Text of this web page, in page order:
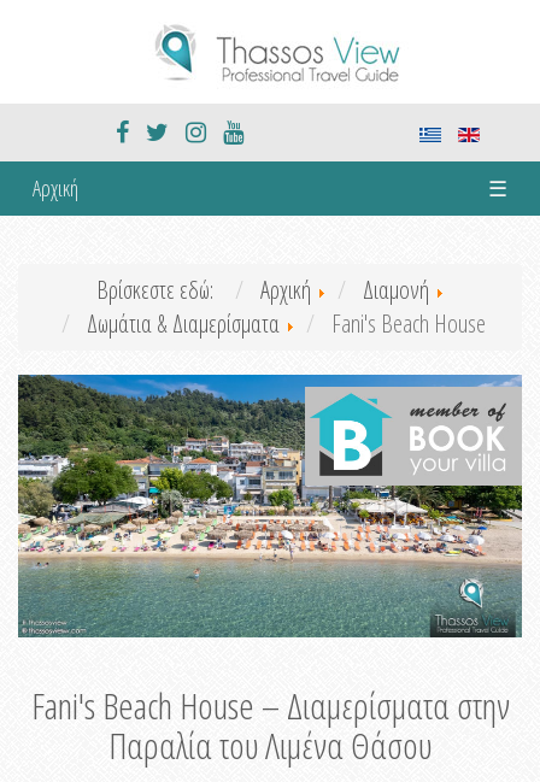
Αρχική ☰
Βρίσκεστε εδώ: Αρχική
Διαμονή
Δωμάτια & Διαμερίσματα
Fani's Beach House
Fani's Beach House – Διαμερίσματα στην
Παραλία του Λιμένα Θάσου